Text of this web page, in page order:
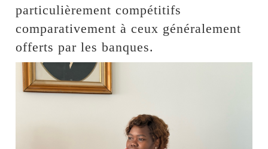
particulièrement compétitifs
comparativement à ceux généralement
offerts par les banques.